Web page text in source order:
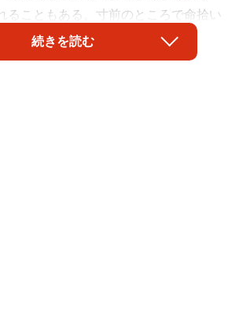
ることもある。寸前のところで命拾い
ジトラの子猫は、たくましい猫になっ
続きを読む